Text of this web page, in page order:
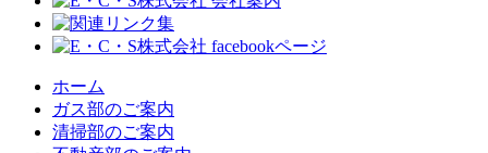
ホーム
ガス部のご案内
清掃部のご案内